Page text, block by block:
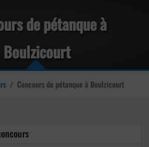
de pétanque à
Boulzicourt
/ Concours de pétanque à Boulzicourt